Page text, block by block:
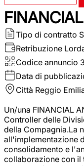
Tipo di contratto
Retribuzione
Codice annuncio
Data di
Città Reggio
Un/una FINANCIAL
Controller delle
della Compagnia.La
all'implementazione
consolidamento e
collaborazione con il